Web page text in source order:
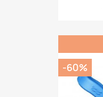
-60%